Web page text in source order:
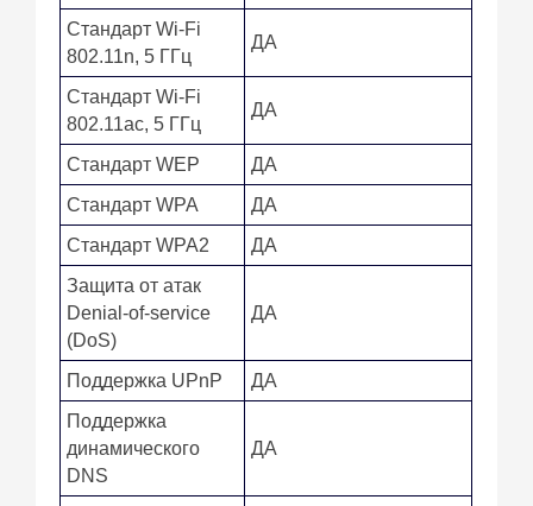
Стандарт Wi-Fi
802.11n, 5 ГГц
ДА
Стандарт Wi-Fi
802.11ac, 5 ГГц
ДА
Стандарт WEP
ДА
Стандарт WPA
ДА
Стандарт WPA2
ДА
Защита от атак
Denial-of-service
(DoS)
ДА
Поддержка UPnP
ДА
Поддержка
динамического
DNS
ДА